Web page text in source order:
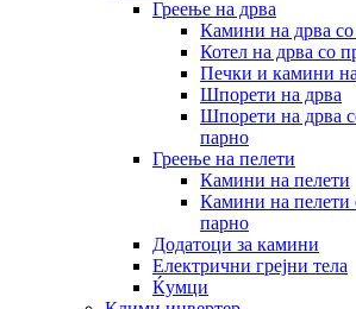
Греење на дрва
Камини на дрва
Котел на дрва со
Печки и камини
Шпорети на дрва
Шпорети на дрва
парно
Греење на пелети
Камини на пелети
Камини на пелети
парно
Додатоци за камини
Електрични грејни тела
Ќумци